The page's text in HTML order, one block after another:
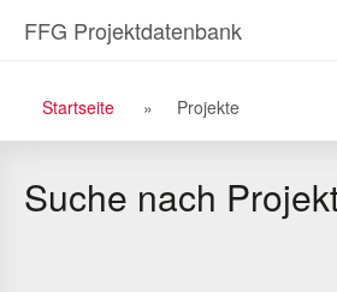
den
InhaltFFG Projektdatenbank
Breadcrumb
Navigation
Startseite Projekte
Suche nach